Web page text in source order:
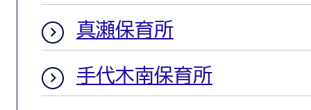
真瀬保育所
手代木南保育所